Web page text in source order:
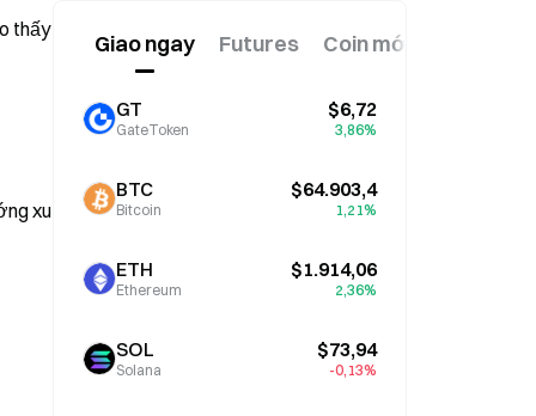
thấy
xu
kỷ lục
Giao ngay Futures Coin mới
GT
GateToken
$6,72
3,86%
BTC
Bitcoin
$64.903,4
1,21%
ETH
Ethereum
$1.914,06
2,36%
SOL
Solana
$73,94
-0,13%